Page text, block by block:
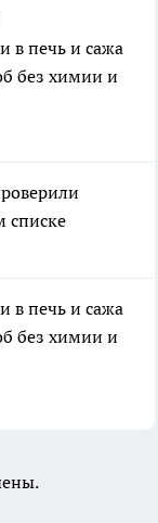
в печь и сажа
без химии и
списке
в печь и сажа
без химии и